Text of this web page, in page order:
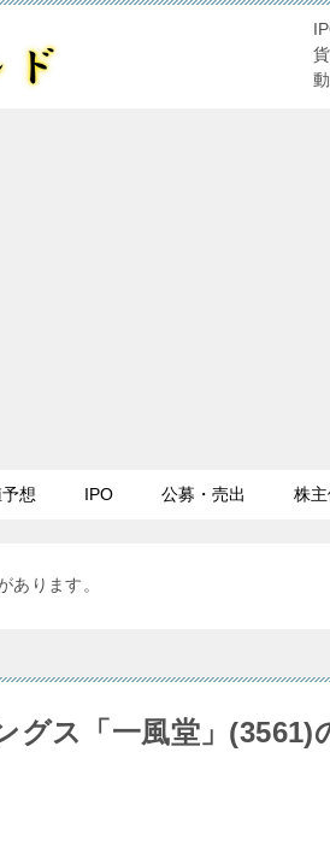
想 IPO 公募・売出 株
あります。
グス「一風堂」(3561)